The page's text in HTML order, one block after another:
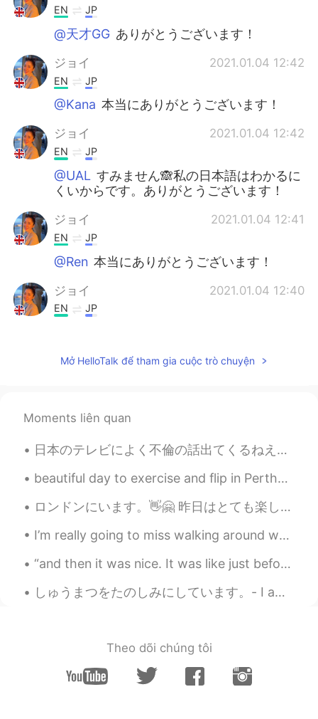
EN JP
@天才GG ありがとうございます！
ジョイ 2021.01.04 12:42
EN JP
@Kana 本当にありがとうございます！
ジョイ 2021.01.04 12:42
EN JP
@UAL すみません🙈私の日本語はわかるに
くいからです。ありがとうございます！
ジョイ 2021.01.04 12:41
EN JP
@Ren 本当にありがとうございます！
ジョイ 2021.01.04 12:40
EN JP
ERIKO 2021.01.04 11:30
そうで、かわいいケーキですね🥰
kazuhiko 2021.01.04 11:20
うまそ！^ ^
Shingo 2021.01.04 11:18
JP EN
今日は最後の お休み日で、ちょっと悲
今日はお休みの最後の日で、ちょっと
冬休みはめちゃめちゃ良 かったからあ
楽しみにし
す。
Mở HelloTalk để tham gia cuộc trò chuyện
Moments liên quan
日本のテレビによく不倫の話出てくるねえ。本人たちの身にってみたら、なんで関係ない人に話さなきゃいけないんだと思うし、視聴者を考えたら、他人の不倫を気にするほど暇だったら、Netflixにある洋ド...
beautiful day to exercise and flip in Perth😊😊😊😊 I look like I'm sitting on a chair upside down 😂
ロンドンにいます。👋🤗 昨日はとても楽しかったです。写真を撮りました。😄👌 見てください。 ラーメンを食べました。すごく美味しかったです。 夜はシアターで'Frozen/アナ雪'を観ました。面白...
I’m really going to miss walking around when the city is decorated for the holidays. 🎄🎁⛄✨ There ...
“and then it was nice. It was like just before the sun goes to bed down on the bayou. There was a...
しゅうまつをたのしみにしています。- I am looking forward to the weekend! 🌞 Another day, another place. Last eveni...
Theo dõi chúng tôi